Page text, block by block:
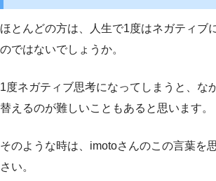
ほとんどの方は、人生で1度はネガティブ
のではないでしょうか。
1度ネガティブ思考になってしまうと、な
替えるのが難しいこともあると思います。
そのような時は、imotoさんのこの言葉を
さい。